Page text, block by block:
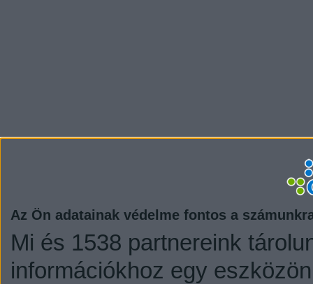
Az Ön adatainak védelme fontos a
Mi és 1538 partnereink
információkhoz egy